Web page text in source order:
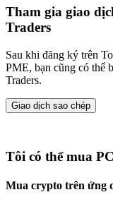
Tham gia giao
Traders
Sau khi đăng ký trên
PME, bạn cũng có thể
Traders.
Giao dịch sao chép
Tôi có thể mua
Mua crypto trên ứng